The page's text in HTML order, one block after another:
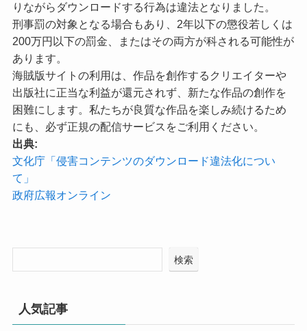
りながらダウンロードする行為は違法となりました。
刑事罰の対象となる場合もあり、2年以下の懲役若しくは
200万円以下の罰金、またはその両方が科される可能性が
あります。
海賊版サイトの利用は、作品を創作するクリエイターや
出版社に正当な利益が還元されず、新たな作品の創作を
困難にします。私たちが良質な作品を楽しみ続けるため
にも、必ず正規の配信サービスをご利用ください。
出典:
文化庁「侵害コンテンツのダウンロード違法化につい
て」
政府広報オンライン
検索
人気記事